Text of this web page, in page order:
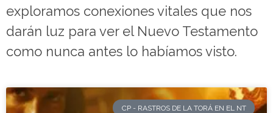
en el
Nuevo
Testamento
exploramos conexiones vitales que nos
darán luz para ver el Nuevo Testamento
como nunca antes lo habíamos visto.
CP - RASTROS DE LA TORÁ EN EL NT